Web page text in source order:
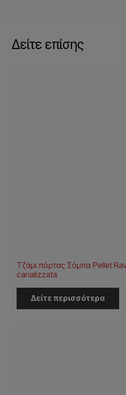
Δείτε επίσης
Τζάμι πόρτας Σόμπα Pellet
canalizzata
Δείτε περισσότερα